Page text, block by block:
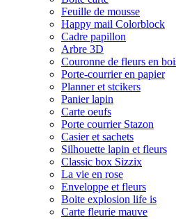
Feuille de mousse
Happy mail Colorblock
Cadre papillon
Arbre 3D
Couronne de fleurs en
Porte-courrier en papier
Planner et stcikers
Panier lapin
Carte oeufs
Porte courrier Stazon
Casier et sachets
Silhouette lapin et fleurs
Classic box Sizzix
La vie en rose
Enveloppe et fleurs
Boite explosion life is
Carte fleurie mauve